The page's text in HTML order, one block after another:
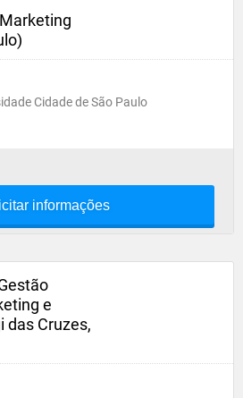
Cidade de São Paulo
informações
e
das Cruzes,